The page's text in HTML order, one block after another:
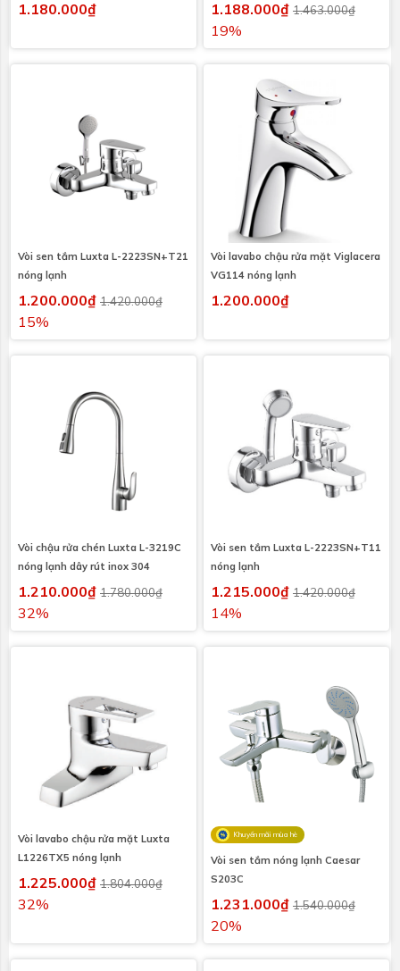
1.180.000₫ 1.188.000₫ 1.463.000₫
19%
Vòi sen tắm Luxta L-2223SN+T21
nóng lạnh
1.200.000₫ 1.420.000₫
15%
Vòi lavabo chậu rửa mặt Viglacera
VG114 nóng lạnh
1.200.000₫
Vòi chậu rửa chén Luxta L-3219C
nóng lạnh dây rút inox 304
1.210.000₫ 1.780.000₫
32%
Vòi sen tắm Luxta L-2223SN+T11
nóng lạnh
1.215.000₫ 1.420.000₫
14%
Vòi lavabo chậu rửa mặt Luxta
L1226TX5 nóng lạnh
1.225.000₫ 1.804.000₫
32%
Khuyến mãi mùa hè
Vòi sen tắm nóng lạnh Caesar
S203C
1.231.000₫ 1.540.000₫
20%